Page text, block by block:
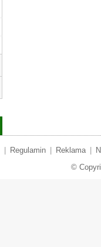
Regulamin Reklama
©